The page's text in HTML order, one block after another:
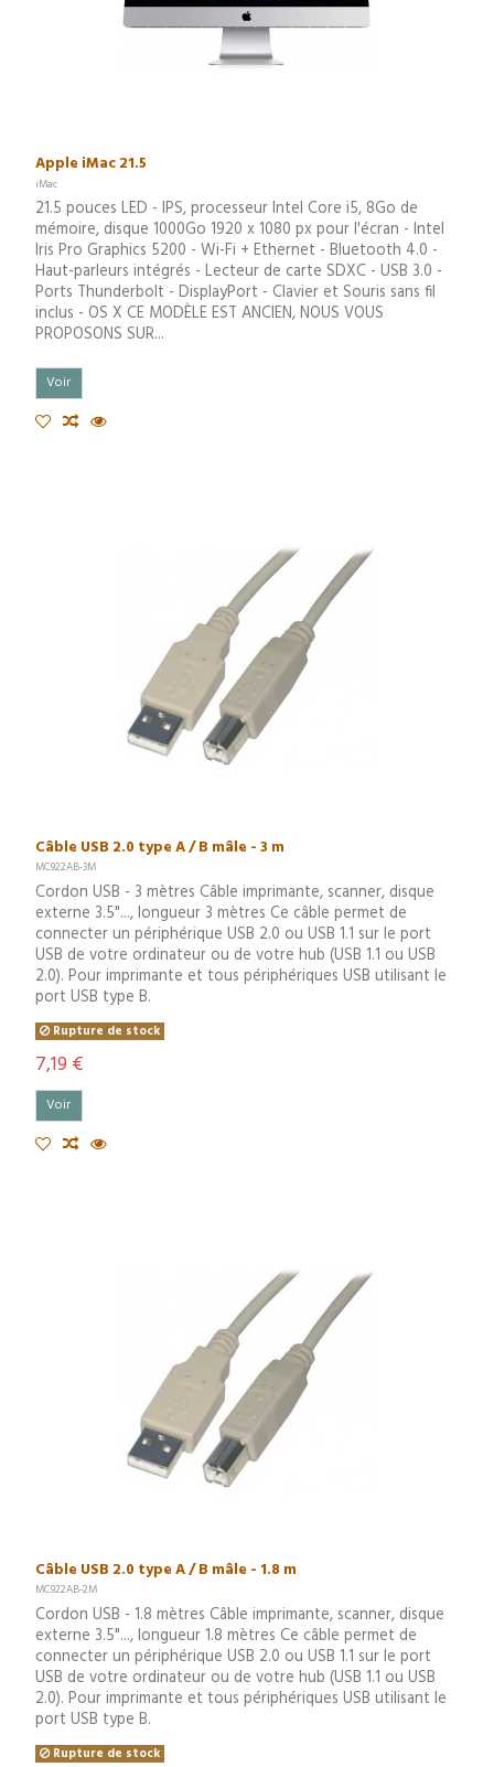
Apple iMac 21.5
iMac
21.5 pouces LED - IPS, processeur Intel Core i5, 8Go de
mémoire, disque 1000Go 1920 x 1080 px pour l'écran - Intel
Iris Pro Graphics 5200 - Wi-Fi + Ethernet - Bluetooth 4.0 -
Haut-parleurs intégrés - Lecteur de carte SDXC - USB 3.0 -
Ports Thunderbolt - DisplayPort - Clavier et Souris sans fil
inclus - OS X CE MODÈLE EST ANCIEN, NOUS VOUS
PROPOSONS SUR...
Voir
Câble USB 2.0 type A / B mâle - 3 m
MC922AB-3M
Cordon USB - 3 mètres Câble imprimante, scanner, disque
externe 3.5"..., longueur 3 mètres Ce câble permet de
connecter un périphérique USB 2.0 ou USB 1.1 sur le port
USB de votre ordinateur ou de votre hub (USB 1.1 ou USB
2.0). Pour imprimante et tous périphériques USB utilisant le
port USB type B.
Rupture de stock
7,19 €
Voir
Câble USB 2.0 type A / B mâle - 1.8 m
MC922AB-2M
Cordon USB - 1.8 mètres Câble imprimante, scanner, disque
externe 3.5"..., longueur 1.8 mètres Ce câble permet de
connecter un périphérique USB 2.0 ou USB 1.1 sur le port
USB de votre ordinateur ou de votre hub (USB 1.1 ou USB
2.0). Pour imprimante et tous périphériques USB utilisant le
port USB type B.
Rupture de stock